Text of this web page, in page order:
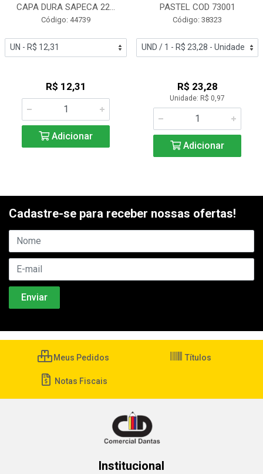
CAPA DURA SAPECA 22...
Código: 44739
R$ 12,31
Adicionar
PASTEL COD 73001
Código: 38323
R$ 23,28
Unidade: R$ 0,97
Adicionar
Cadastre-se para receber nossas ofertas!
Meus Pedidos Títulos
Notas Fiscais
Institucional